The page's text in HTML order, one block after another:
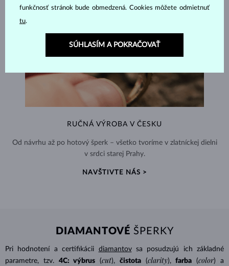
RUČNÁ VÝROBA V ČESKU
Od návrhu až po hotový šperk – všetko tvoríme v zlatníckej dielni
v srdci starej Prahy.
NAVŠTIVTE NÁS >
DIAMANTOVÉ ŠPERKY
Pri hodnotení a certifikácii diamantovsa posudzujú ich základné
parametre, tzv.
4C: výbrus (cut), čistota (clarity), farba (color) a
funkčnosť stránok bude obmedzená. Cookies môžete odmietnuť
tu.
SÚHLASÍM A POKRAČOVAŤ